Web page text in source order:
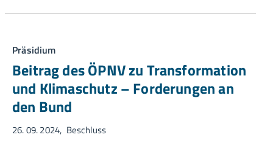
Präsidium
Beitrag des ÖPNV zu Transformation
und Klimaschutz – Forderungen an
den Bund
26. 09. 2024 Beschluss